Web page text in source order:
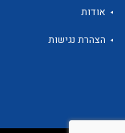
אודות
הצהרת נגישות